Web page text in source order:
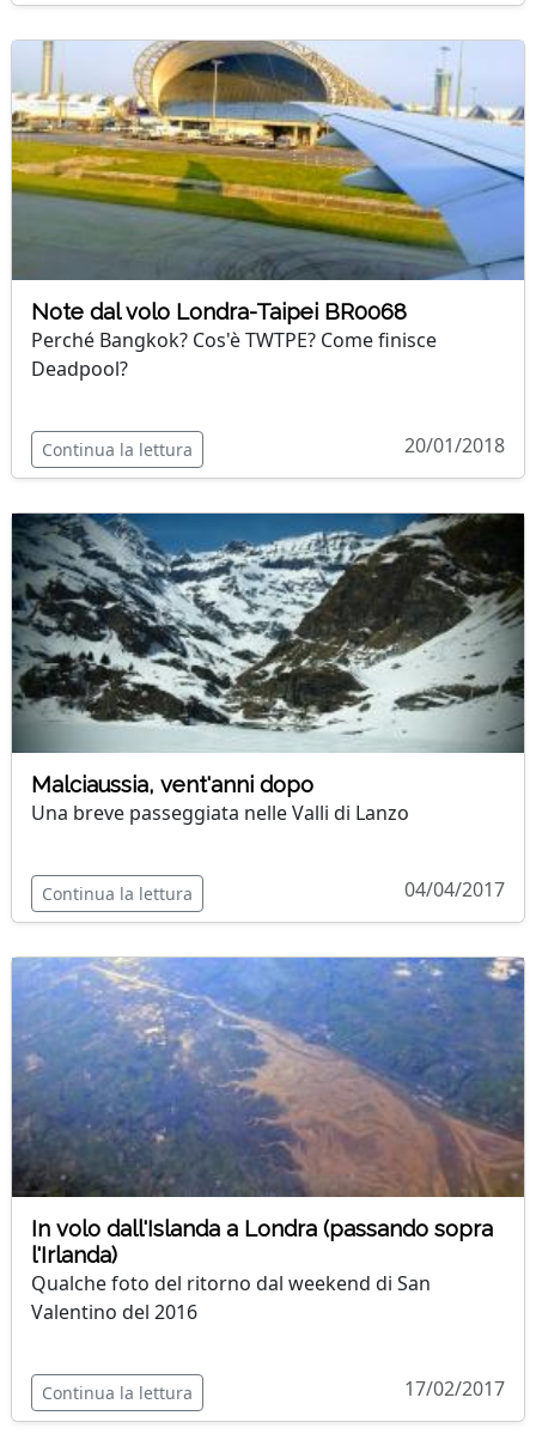
Note dal volo Londra-Taipei BR0068
Perché Bangkok? Cos'è TWTPE? Come finisce
Deadpool?
Continua la lettura 20/01/2018
Malciaussia, vent'anni dopo
Una breve passeggiata nelle Valli di Lanzo
Continua la lettura 04/04/2017
In volo dall'Islanda a Londra (passando sopra
l'Irlanda)
Qualche foto del ritorno dal weekend di San
Valentino del 2016
Continua la lettura 17/02/2017